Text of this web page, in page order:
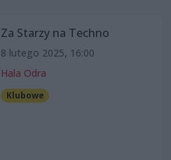
Za Starzy na Techno
8 lutego 2025, 16:00
Hala Odra
Klubowe